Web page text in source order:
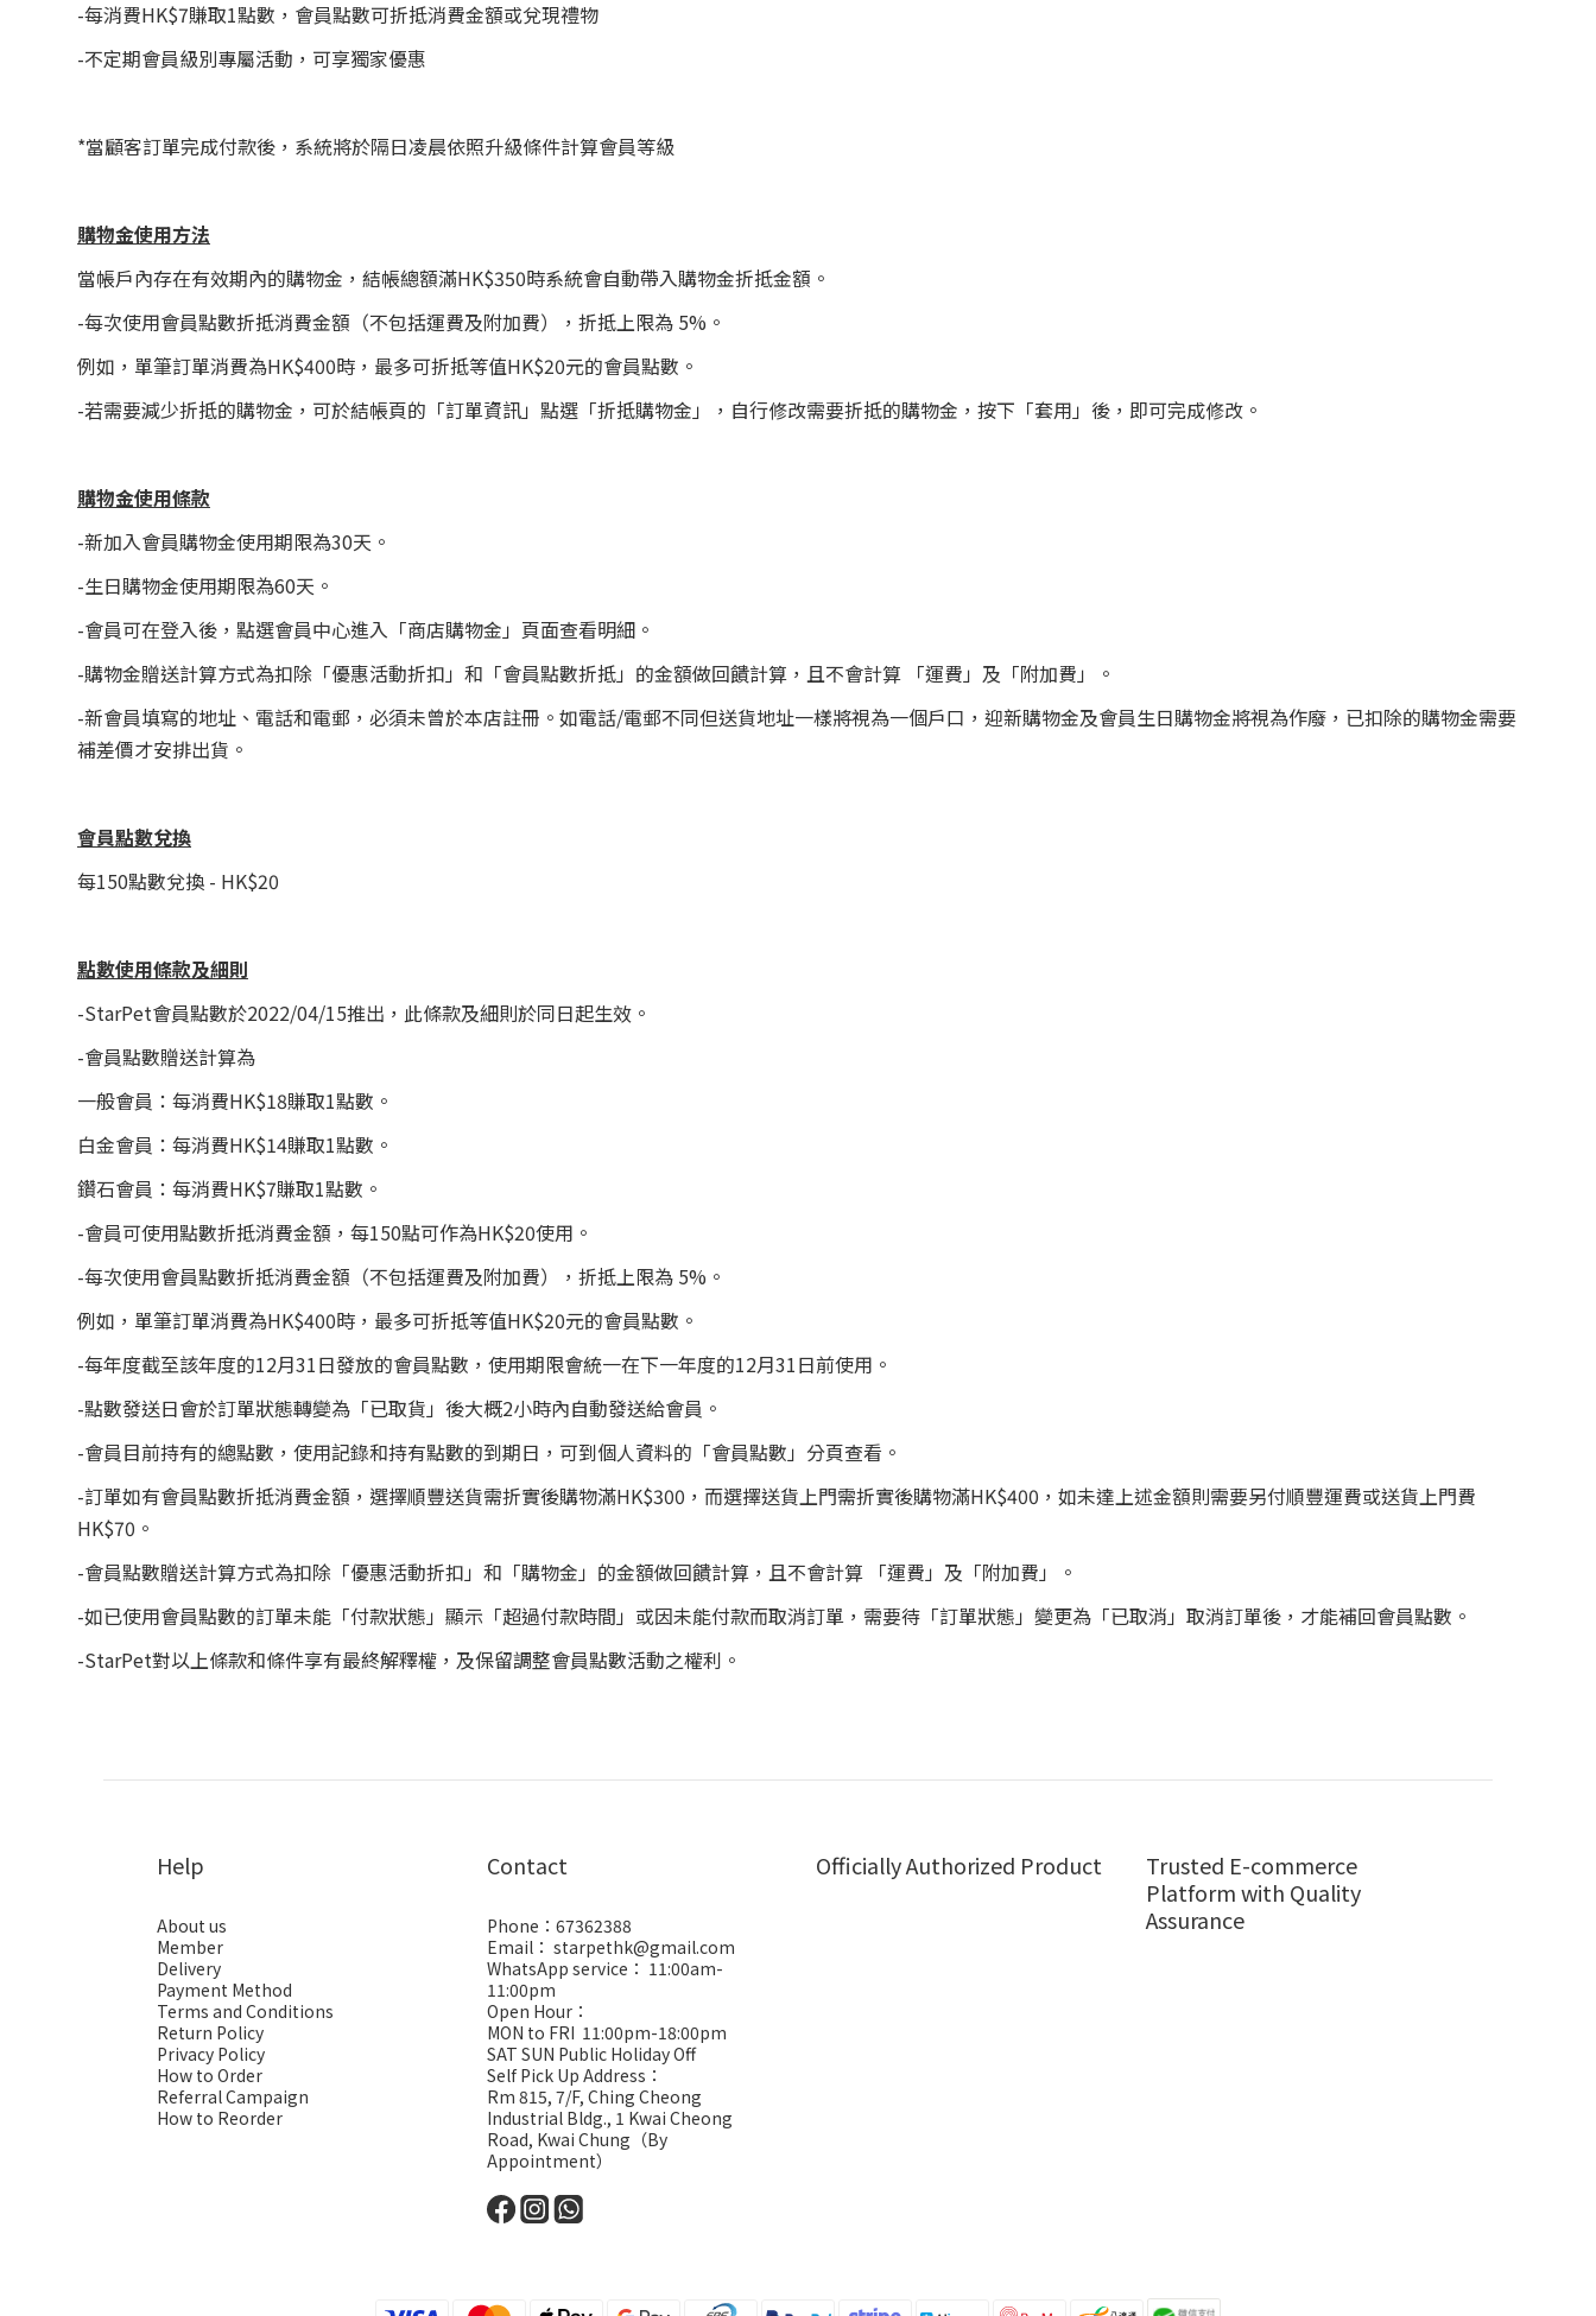
-每消費HK$7賺取1點數，會員點數可折抵消費金額或兌現禮物
-不定期會員級別專屬活動，可享獨家優惠
*當顧客訂單完成付款後，系統將於隔日凌晨依照升級條件計算會員等級
購物金使用方法
當帳戶內存在有效期內的購物金，結帳總額滿HK$350時系統會自動帶入購物金折抵金額。
-每次使用會員點數折抵消費金額（不包括運費及附加費），折抵上限為 5%。
例如，單筆訂單消費為HK$400時，最多可折抵等值HK$20元的會員點數。
-若需要減少折抵的購物金，可於結帳頁的「訂單資訊」點選「折抵購物金」，自行修改需要折抵的購物金，按下「套用」後，即可完成修改。
購物金使用條款
-新加入會員購物金使用期限為30天。
-生日購物金使用期限為60天。
-會員可在登入後，點選會員中心進入「商店購物金」頁面查看明細。
-購物金贈送計算方式為扣除「優惠活動折扣」和「會員點數折抵」的金額做回饋計算，且不會計算 「運費」及「附加費」。
-新會員填寫的地址、電話和電郵，必須未曾於本店註冊。如電話/電郵不同但送貨地址一樣將視為一個戶口，迎新購物金及會員生日購物金將視為作廢，已扣除的購物金需要
補差價才安排出貨。
會員點數兌換
每150點數兌換 - HK$20
點數使用條款及細則
-StarPet會員點數於2022/04/15推出，此條款及細則於同日起生效。
-會員點數贈送計算為
一般會員：每消費HK$18賺取1點數。
白金會員：每消費HK$14賺取1點數。
鑽石會員：每消費HK$7賺取1點數。
-會員可使用點數折抵消費金額，每150點可作為HK$20使用。
-每次使用會員點數折抵消費金額（不包括運費及附加費），折抵上限為 5%。
例如，單筆訂單消費為HK$400時，最多可折抵等值HK$20元的會員點數。
-每年度截至該年度的12月31日發放的會員點數，使用期限會統一在下一年度的12月31日前使用。
-點數發送日會於訂單狀態轉變為「已取貨」後大概2小時內自動發送給會員。
-會員目前持有的總點數，使用記錄和持有點數的到期日，可到個人資料的「會員點數」分頁查看。
-訂單如有會員點數折抵消費金額，選擇順豐送貨需折實後購物滿HK$300，而選擇送貨上門需折實後購物滿HK$400，如未達上述金額則需要另付順豐運費或送貨上門費
HK$70。
-會員點數贈送計算方式為扣除「優惠活動折扣」和「購物金」的金額做回饋計算，且不會計算 「運費」及「附加費」。
-如已使用會員點數的訂單未能「付款狀態」顯示「超過付款時間」或因未能付款而取消訂單，需要待「訂單狀態」變更為「已取消」取消訂單後，才能補回會員點數。
-StarPet對以上條款和條件享有最終解釋權，及保留調整會員點數活動之權利。
Help
About us
Member
Delivery
Payment Method
Terms and Conditions
Return Policy
Privacy Policy
How to Order
Referral Campaign
How to Reorder
Contact
Phone：67362388
Email： starpethk@gmail.com
WhatsApp service： 11:00am-
11:00pm
Open Hour：
MON to FRI 11:00pm-18:00pm
SAT SUN Public Holiday Off
Self Pick Up Address：
Rm 815, 7/F, Ching Cheong
Industrial Bldg., 1 Kwai Cheong
Road, Kwai Chung（By
Appointment）
Officially Authorized Product
Trusted E-commerce
Platform with Quality
Assurance